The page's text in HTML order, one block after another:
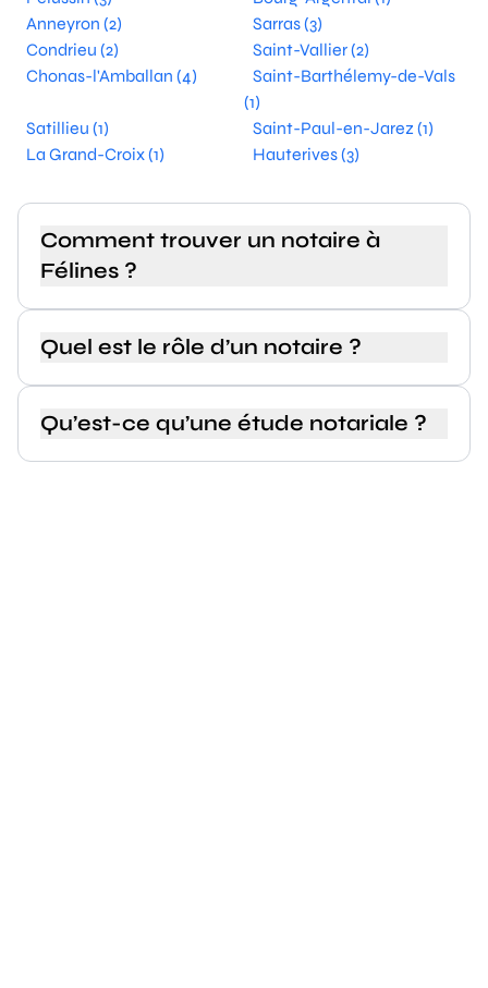
Anneyron (2)
Sarras (3)
Condrieu (2)
Saint-Vallier (2)
Chonas-l'Amballan (4)
Saint-Barthélemy-de-Vals
(1)
Satillieu (1)
Saint-Paul-en-Jarez (1)
La Grand-Croix (1)
Hauterives (3)
Comment trouver un notaire à
Félines ?
Quel est le rôle d’un notaire ?
Qu’est-ce qu’une étude notariale ?